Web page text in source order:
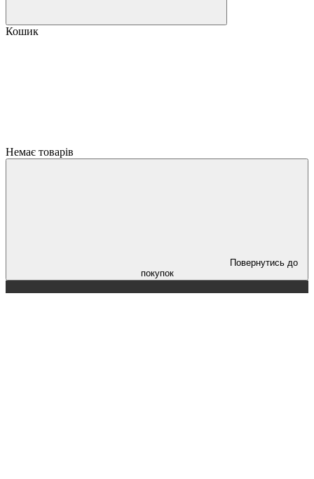
Кошик
Немає товарів
Повернутись до
покупок